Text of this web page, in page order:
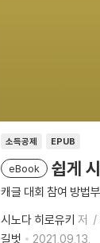
소득공제 EPUB
eBook 쉽게
캐글 대회 참여 방법
시노다 히로유키 저
길벗
2021.09.13.